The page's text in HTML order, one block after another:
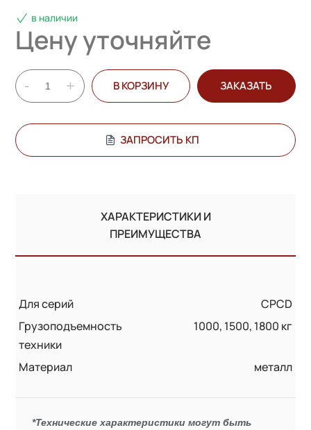
в наличии
Цену уточняйте
- + В КОРЗИНУ ЗАКАЗАТЬ
ЗАПРОСИТЬ КП
ХАРАКТЕРИСТИКИ И
ПРЕИМУЩЕСТВА
Для серий
CPCD
Грузоподъемность
техники
1000, 1500, 1800 кг
Материал металл
*Технические характеристики могут быть